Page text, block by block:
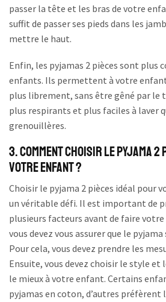
passer la tête et les bras de votre
suffit de passer ses pieds dans les
mettre le haut.
Enfin, les pyjamas 2 pièces sont plus
enfants. Ils permettent à votre
plus librement, sans être gêné par le
plus respirants et plus faciles à laver
grenouillères.
3. Comment choisir le pyjama
votre enfant ?
Choisir le pyjama 2 pièces idéal pour
un véritable défi. Il est important de
plusieurs facteurs avant de faire votre
vous devez vous assurer que le
Pour cela, vous devez prendre les
Ensuite, vous devez choisir le style et
le mieux à votre enfant. Certains
pyjamas en coton, d’autres préfèrent